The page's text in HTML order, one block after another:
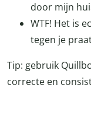
door mijn
WTF! Het is
tegen je
Tip: gebruik
correcte en